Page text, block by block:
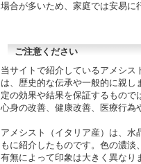
場合が多いため、家庭では安易に
ご注意ください
当サイトで紹介しているアメシ
は、歴史的な伝承や一般的に親
定の効果や結果を保証するもので
心身の改善、健康改善、医療行為
アメシスト（イタリア産）は、水
もに紹介したものです。色の濃
有無によって印象は大きく異なり